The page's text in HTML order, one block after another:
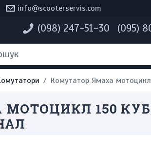
info@scooterservis.com
(098) 247-51-30 (095)
Комутатор Ямаха мотоцикл
150 КУБІВ,